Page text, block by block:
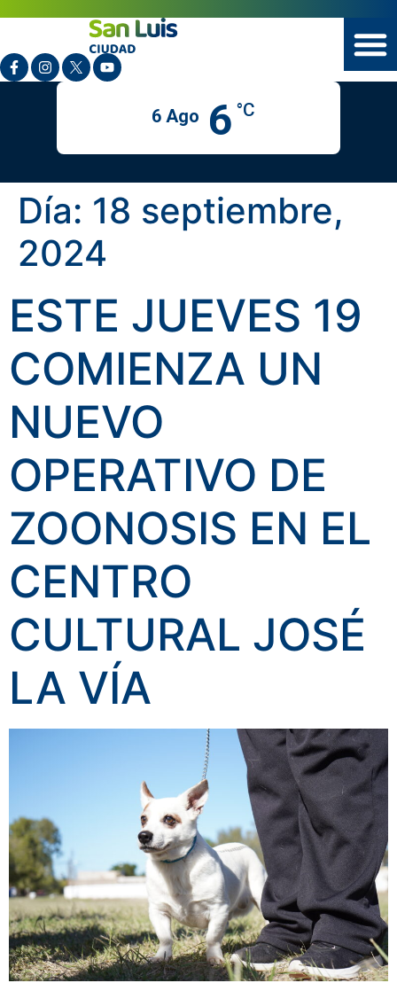
6 Ago 6 °C
Día: 18 septiembre,
2024
ESTE JUEVES 19
COMIENZA UN
NUEVO
OPERATIVO DE
ZOONOSIS EN EL
CENTRO
CULTURAL JOSÉ
LA VÍA